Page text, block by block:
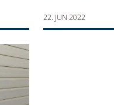
22. JUN 2022